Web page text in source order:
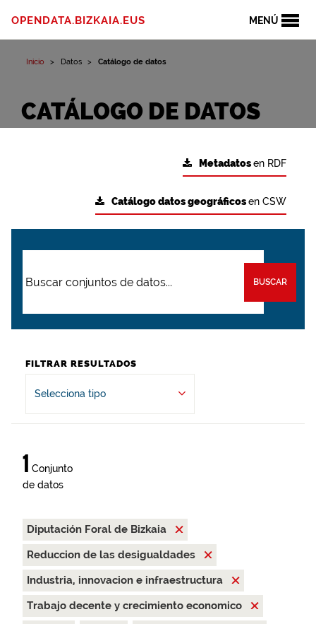
MENÚ
OPENDATA.BIZKAIA.EUS
Inicio Datos Catálogo de datos
CATÁLOGO DE DATOS
Metadatosen RDF
Catálogo datos geográficosen CSW
BUSCAR
FILTRAR RESULTADOS
Selecciona tipo
1 Conjunto
de datos
Diputación Foral de Bizkaia
Reduccion de las desigualdades
Industria, innovacion e infraestructura
Trabajo decente y crecimiento economico